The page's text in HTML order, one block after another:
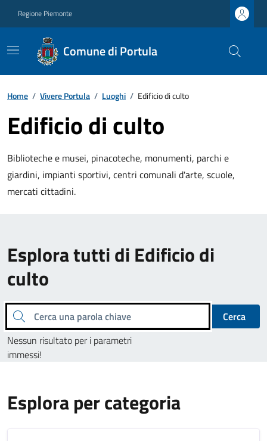
Regione Piemonte
Comune di Portula
Home / Vivere Portula / Luoghi / Edificio di culto
Edificio di culto
Biblioteche e musei, pinacoteche, monumenti, parchi e
giardini, impianti sportivi, centri comunali d'arte, scuole,
mercati cittadini.
Esplora tutti di Edificio di
culto
Cerca una parola chiave
Cerca
Nessun risultato per i parametri
immessi!
Esplora per categoria